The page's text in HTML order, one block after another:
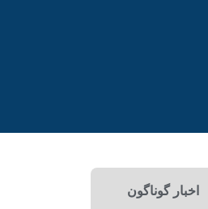
اخبار گوناگون